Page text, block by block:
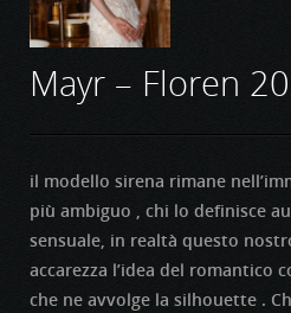
Mayr – Floren
il modello sirena rimane
più ambiguo , chi lo definisce
sensuale, in realtà questo
accarezza l’idea del romantico
che ne avvolge la silhouette .